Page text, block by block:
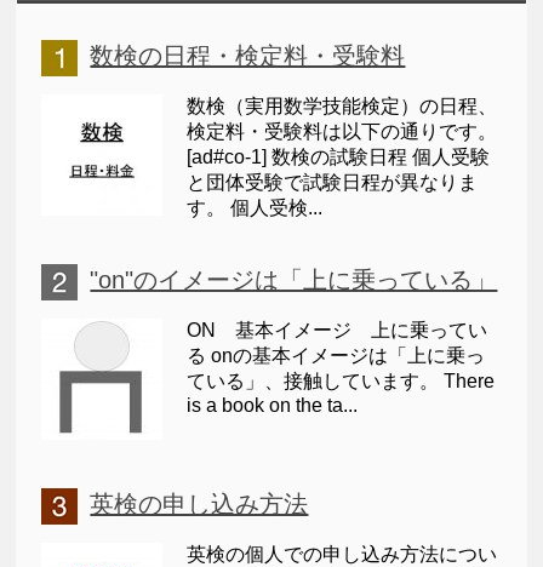
数検の日程・検定料・受験料
数検（実用数学技能検定）の日程、
検定料・受験料は以下の通りです。
[ad#co-1] 数検の試験日程 個人受験
と団体受験で試験日程が異なりま
す。 個人受検...
"on"のイメージは「上に乗っている」
ON 基本イメージ 上に乗ってい
る onの基本イメージは「上に乗っ
ている」、接触しています。 There
is a book on the ta...
英検の申し込み方法
英検の個人での申し込み方法につい